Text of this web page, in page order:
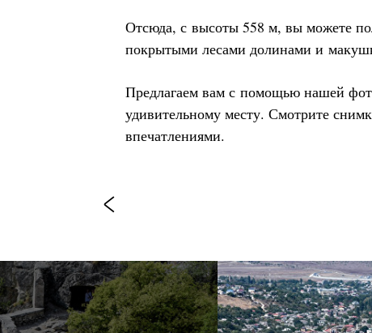
Отсюда, с высоты 558 м, вы можете
покрытыми лесами долинами и
Предлагаем вам с помощью нашей
удивительному месту. Смотрите
впечатлениями.